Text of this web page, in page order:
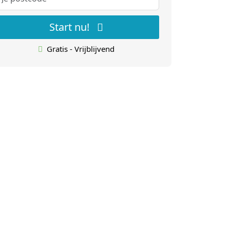
Start nu!
Gratis - Vrijblijvend